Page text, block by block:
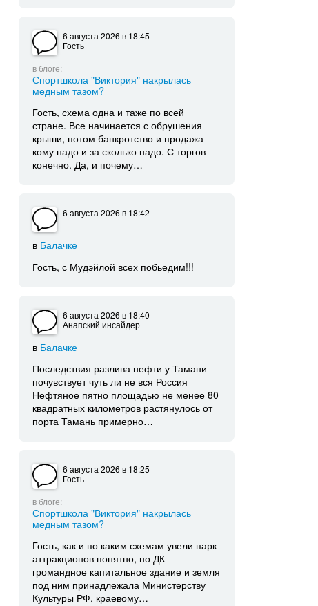
6 августа 2026в 18:45
Гость
в блоге:
Спортшкола "Виктория" накрылась
медным тазом?
Гость, схема одна и таже по всей
стране. Все начинается с обрушения
крыши, потом банкротство и продажа
кому надо и за сколько надо. С торгов
конечно. Да, и почему…
6 августа 2026в 18:42
в Балачке
Гость, с Мудэйлой всех побьедим!!!
6 августа 2026в 18:40
Анапский инсайдер
в Балачке
Последствия разлива нефти у Тамани
почувствует чуть ли не вся Россия ⠀
Нефтяное пятно площадью не менее 80
квадратных километров растянулось от
порта Тамань примерно…
6 августа 2026в 18:25
Гость
в блоге:
Спортшкола "Виктория" накрылась
медным тазом?
Гость, как и по каким схемам увели парк
аттракционов понятно, но ДК
громандное капитальное здание и земля
под ним принадлежала Министерству
Культуры РФ, краевому…